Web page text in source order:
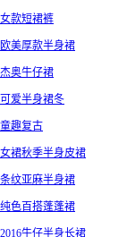
女款短裙裤
欧美厚款半身裙
杰奥牛仔裙
可爱半身裙冬
童趣复古
女裙秋季半身皮裙
条纹亚麻半身裙
纯色百搭蓬蓬裙
2016牛仔半身长裙